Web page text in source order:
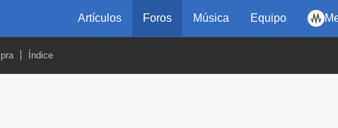
Artículos Foros Música Equipo
Índice